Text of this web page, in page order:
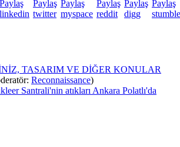
TASARIM VE DİĞER KONULAR
Reconnaissance)
Santrali'nin atıkları Ankara Polatlı'da